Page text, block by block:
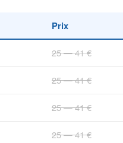
Prix
25 — 41 €
25 — 41 €
25 — 41 €
25 — 41 €